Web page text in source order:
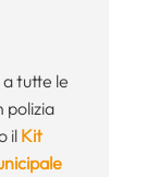
tutte le
polizia
il Kit